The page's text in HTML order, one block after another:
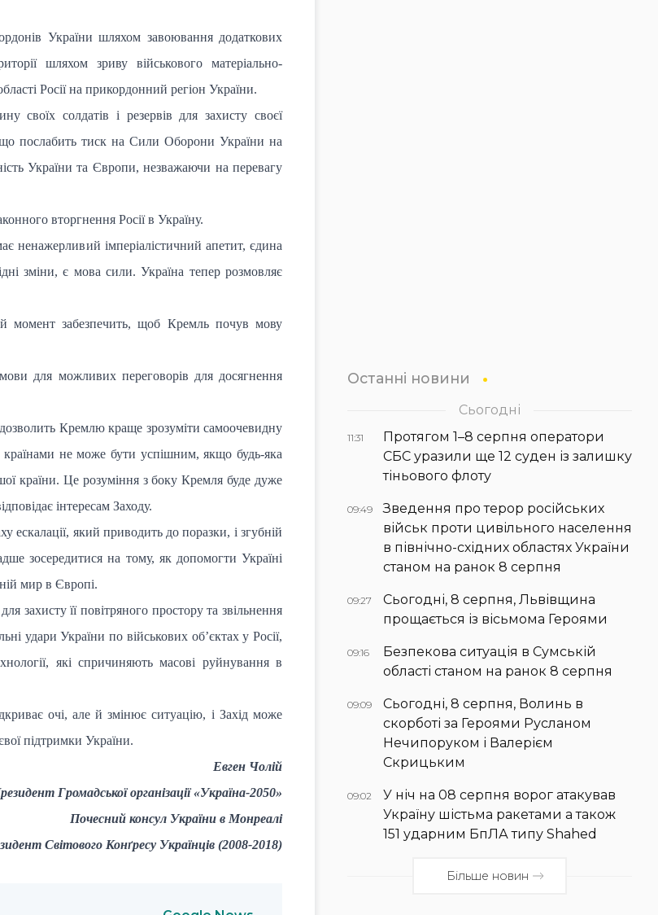
України шляхом завоювання додаткових
шляхом зриву військового матеріально-
Росії на прикордонний регіон України.
своїх солдатів і резервів для захисту своєї
послабить тиск на Сили Оборони України на
України та Європи, незважаючи на перевагу
вторгнення Росії в Україну.
ненажерливий імперіалістичний апетит, єдина
зміни, є мова сили. Україна тепер розмовляє
момент забезпечить, щоб Кремль почув мову
для можливих переговорів для досягнення
Кремлю краще зрозуміти самоочевидну
не може бути успішним, якщо будь-яка
країни. Це розуміння з боку Кремля буде дуже
інтересам Заходу.
ескалації, який приводить до поразки, і згубній
зосередитися на тому, як допомогти Україні
мир в Європі.
захисту її повітряного простору та звільнення
удари України по військових об’єктах у Росії,
які спричиняють масові руйнування в
очі, але й змінює ситуацію, і Захід може
підтримки України.
Евген Чолій
Громадської організації «Україна-2050»
Почесний консул України в Монреалі
Світового Конґресу Українців (2008-2018)
Останні новини
Сьогодні
11:31
Протягом 1–8 серпня оператори
СБС уразили ще 12 суден із залишку
тіньового флоту
09:49
Зведення про терор російських
військ проти цивільного населення
в північно-східних областях України
станом на ранок 8 серпня
09:27
Сьогодні, 8 серпня, Львівщина
прощається із вісьмома Героями
09:16
Безпекова ситуація в Сумській
області станом на ранок 8 серпня
09:09
Сьогодні, 8 серпня, Волинь в
скорботі за Героями Русланом
Нечипоруком і Валерієм
Скрицьким
09:02
У ніч на 08 серпня ворог атакував
Україну шістьма ракетами а також
151 ударним БпЛА типу Shahed
Більше новин